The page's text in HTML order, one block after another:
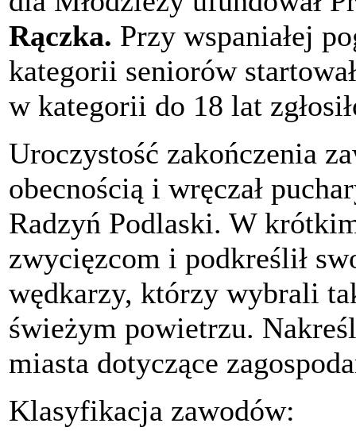
Rączka. Przy wspaniałej
kategorii seniorów
w kategorii do 18 lat
Uroczystość zakończenia
obecnością i wręczał
Radzyń Podlaski. W
zwycięzcom i podkreślił
wędkarzy, którzy wybrali
świeżym powietrzu.
miasta dotyczące
Klasyfikacja zawodów: